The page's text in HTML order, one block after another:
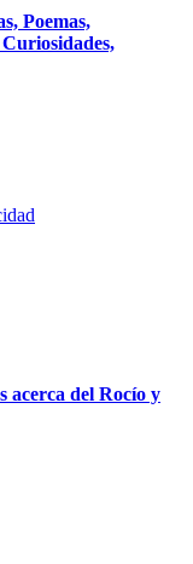
Poemas,
acerca del Rocío y